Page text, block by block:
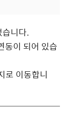
니다.
이 되어 있습
로 이동합니